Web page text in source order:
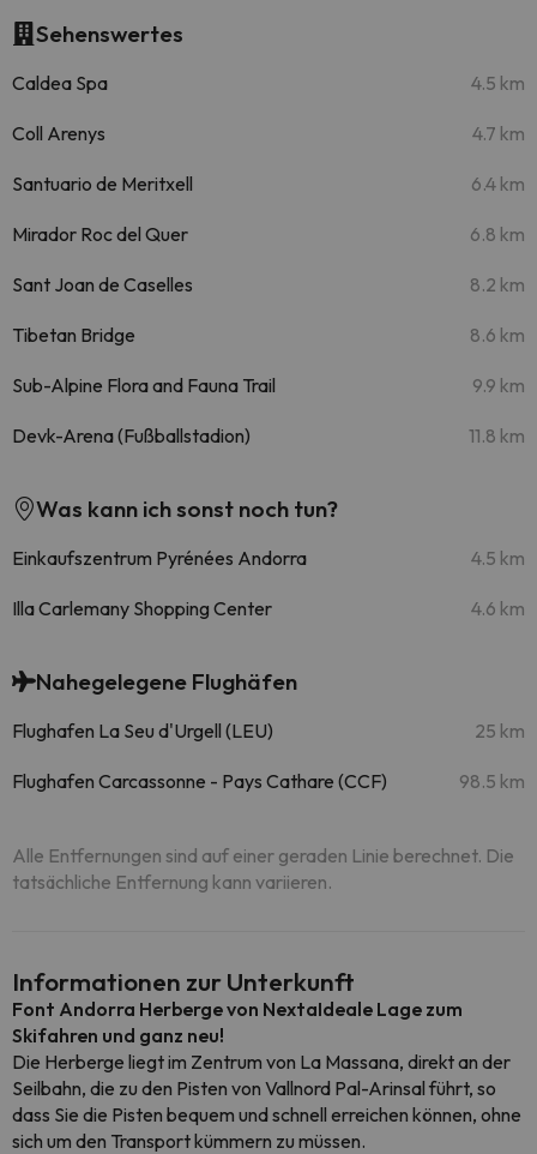
Sehenswertes
Caldea Spa 4.5 km
Coll Arenys 4.7 km
Santuario de Meritxell 6.4 km
Mirador Roc del Quer 6.8 km
Sant Joan de Caselles 8.2 km
Tibetan Bridge 8.6 km
Sub-Alpine Flora and Fauna Trail 9.9 km
Devk-Arena (Fußballstadion) 11.8 km
Was kann ich sonst noch tun?
Einkaufszentrum Pyrénées Andorra 4.5 km
Illa Carlemany Shopping Center 4.6 km
Nahegelegene Flughäfen
Flughafen La Seu d'Urgell (LEU) 25 km
Flughafen Carcassonne - Pays Cathare (CCF) 98.5 km
Alle Entfernungen sind auf einer geraden Linie berechnet. Die
tatsächliche Entfernung kann variieren.
Informationen zur Unterkunft
Font Andorra Herberge von NextaIdeale Lage zum
Skifahren und ganz neu!
Die Herberge liegt im Zentrum von La Massana, direkt an der
Seilbahn, die zu den Pisten von Vallnord Pal-Arinsal führt, so
dass Sie die Pisten bequem und schnell erreichen können, ohne
sich um den Transport kümmern zu müssen.